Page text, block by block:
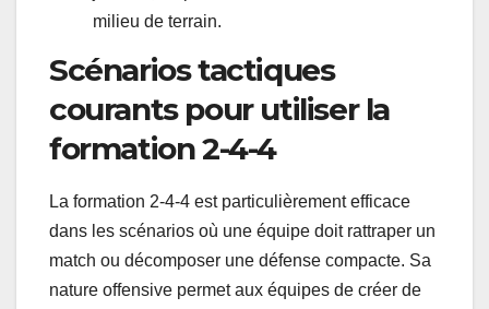
milieu de terrain.
Scénarios tactiques
courants pour utiliser la
formation 2-4-4
La formation 2-4-4 est particulièrement efficace
dans les scénarios où une équipe doit rattraper un
match ou décomposer une défense compacte. Sa
nature offensive permet aux équipes de créer de